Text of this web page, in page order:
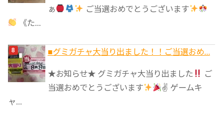
ぁ
ご当選おめでとうございます
《た...
■グミガチャ大当り出ました！！ご当選おめ...
★お知らせ★ グミガチャ大当り出ました
ご
当選おめでとうございます
✌ ゲームキ
ャ...